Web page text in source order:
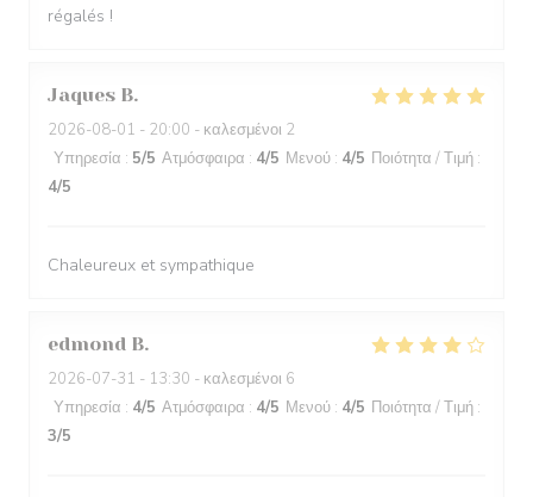
régalés !
Jaques B
2026-08-01 - 20:00 - καλεσμένοι 2
Υπηρεσία : 5/5 Ατμόσφαιρα : 4/5 Μενού : 4/5 Ποιότητα / Τιμή :
4/5
Chaleureux et sympathique
edmond B
2026-07-31 - 13:30 - καλεσμένοι 6
Υπηρεσία : 4/5 Ατμόσφαιρα : 4/5 Μενού : 4/5 Ποιότητα / Τιμή :
3/5